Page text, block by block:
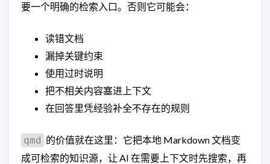
要一个明确的检索入口。否则它可能会：
读错文档
漏掉关键约束
使用过时说明
把不相关内容塞进上下文
在回答里凭经验补全不存在的规则
qmd 的价值就在这里：它把本地 Markdown 文档变
成可检索的知识源，让 AI 在需要上下文时先搜索，再